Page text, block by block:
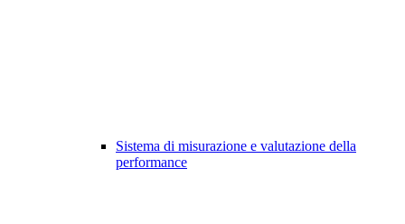
Sistema di misurazione e valutazione della
performance